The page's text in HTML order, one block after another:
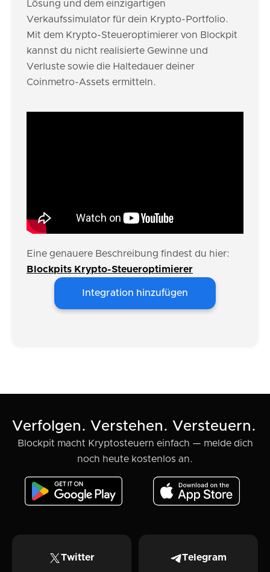
Lösung und dem einzigartigen
Verkaufssimulator für dein Krypto-Portfolio.
Mit dem Krypto-Steueroptimierer von Blockpit
kannst du nicht realisierte Gewinne und
Verluste sowie die Haltedauer deiner
Coinmetro-Assets ermitteln.
Eine genauere Beschreibung findest du hier:
Blockpits Krypto-Steueroptimierer
Integration hinzufügen
Verfolgen. Verstehen. Versteuern.
Blockpit macht Kryptosteuern einfach — melde dich
noch heute kostenlos an.
Twitter Telegram